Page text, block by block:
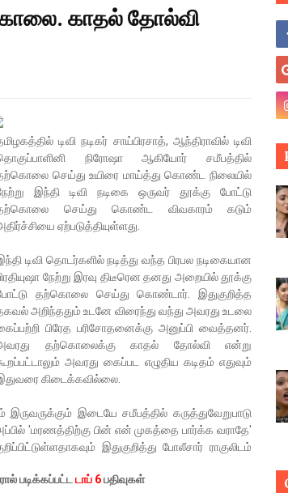
காதல் தோல்வி
டிவி நடிகர் சாய்பிரசாத், ஆந்திராவில் டிவி
நிரோஷா ஆகியோர் சமீபத்தில்
செய்து உயிரை மாய்த்து கொண்ட நிலையில்
இந்தி டிவி நடிகை ஒருவர் தூக்கு போட்டு
செய்து கொண்ட விவகாரம் கடும்
ஏற்படுத்தியுள்ளது.
டிவி தொடர்களில் நடித்து வந்த பிரபல நடிகையான
நேற்று இரவு திடீரென தனது அறையில் தூக்கு
தற்கொலை செய்து கொண்டார். இதுகுறித்த
அறிந்ததும் உடனே விரைந்து வந்து அவரது உடலை
பிரேத பரிசோதனைக்கு அனுப்பி வைத்தனர்.
தற்கொலைக்கு காதல் தோல்வி என்று
அவரது கைப்பட எழுதிய கடிதம் எதுவும்
கிடைக்கவில்லை.
இருவருக்கும் இடையே சமீபத்தில் கருத்துவேறுபாடு
அப்பில் 'மரணத்திற்கு பின் என் முகத்தை பார்க்க வராதே'
இதுகுறித்து போலீசார் ராகுலிடம்
படிக்கப்பட்ட டாப் 6பதிவுகள்